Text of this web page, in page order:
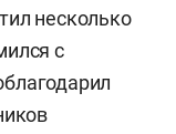
несколько
с